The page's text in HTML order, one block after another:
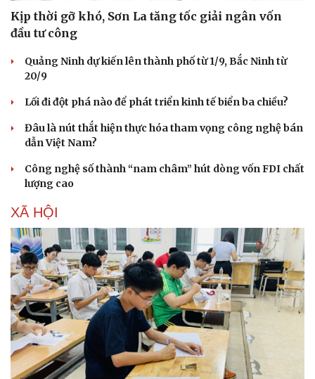
Kịp thời gỡ khó, Sơn La tăng tốc giải ngân vốn
đầu tư công
Quảng Ninh dự kiến lên thành phố từ 1/9, Bắc Ninh từ
20/9
Lối đi đột phá nào để phát triển kinh tế biển ba chiều?
Đâu là nút thắt hiện thực hóa tham vọng công nghệ bán
dẫn Việt Nam?
Công nghệ số thành “nam châm” hút dòng vốn FDI chất
lượng cao
XÃ HỘI